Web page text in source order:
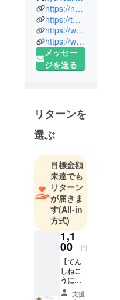
こです。い
ろいろな訳
があって
やってきた
12匹の猫と
暮らしなが
らせるお手
伝いをさせ
ていただい
猫好きが高
じて取得し
た資格と過
去の経験か
ら、2013年
より猫専門
のペット
シッター
（キャット
シッター）
https://nyancall.com/
https://twitter.com/nyancall2239
https://www.instagram.com/nyancall/
https://www.instagram.com/nyancall.official/
メッセー
ジを送る
リターンを
選ぶ
目標金額
未達でも
リターン
が届きま
す(All-in
方式)
1,1
00 円
【てん
しねこ
うに
コー支援